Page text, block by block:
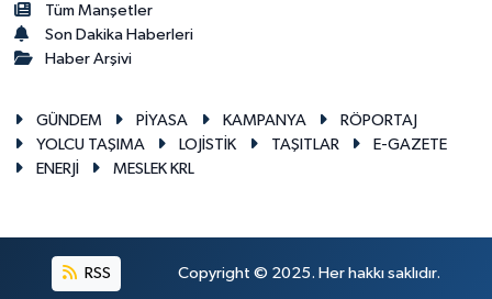
Tüm Manşetler
Son Dakika Haberleri
Haber Arşivi
GÜNDEM PİYASA KAMPANYA
RÖPORTAJ
YOLCU TAŞIMA
LOJİSTİK TAŞITLAR
E-GAZETE
ENERJİ
MESLEK KRL
RSS Copyright © 2025. Her hakkı saklıdır.